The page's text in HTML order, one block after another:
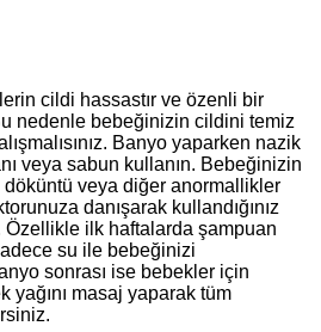
cildi hassastır ve özenli bir
nedenle bebeğinizin cildini temiz
Banyo yaparken nazik
veya sabun kullanın. Bebeğinizin
döküntü veya diğer anormallikler
danışarak kullandığınız
ilk haftalarda şampuan
su ile bebeğinizi
sonrası ise bebekler için
yağını masaj yaparak tüm